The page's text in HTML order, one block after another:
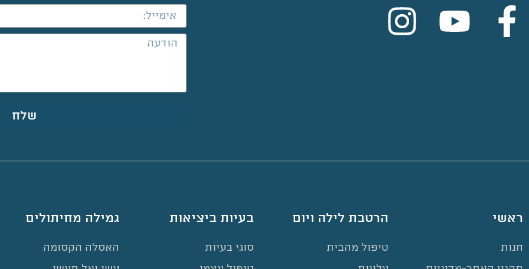
שלח
ראשי
חנות
הרטבת לילה ויום
טיפול מהבית
בעיות ביציאות
סוגי בעיות
גמילה מחיתולים
האסלה הקסומה